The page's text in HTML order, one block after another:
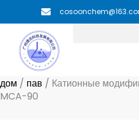
содержимому
дом / пав / Катионные
MCA-90